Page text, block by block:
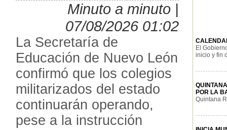
Minuto a minuto |
07/08/2026 01:02
La Secretaría de
Educación de Nuevo León
confirmó que los colegios
militarizados del estado
continuarán operando,
pese a la instrucción
El
inicio y fin
POR LA
Quintana